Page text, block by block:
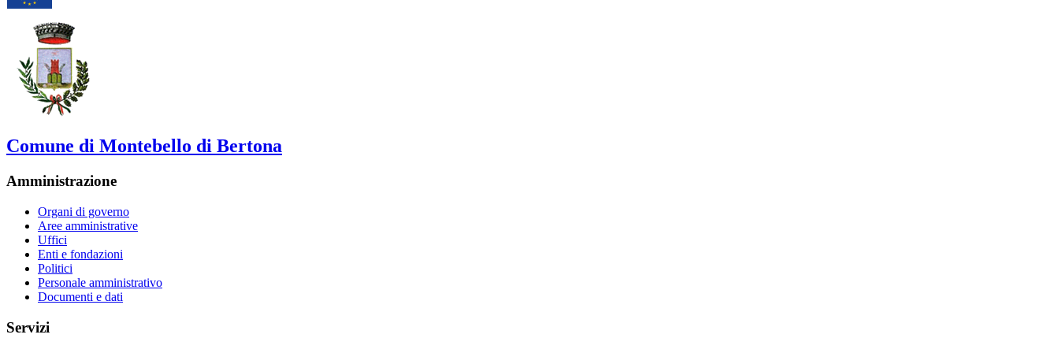
Comune di Montebello di Bertona
Amministrazione
Organi di governo
Aree amministrative
Uffici
Enti e fondazioni
Politici
Personale amministrativo
Documenti e dati
Servizi